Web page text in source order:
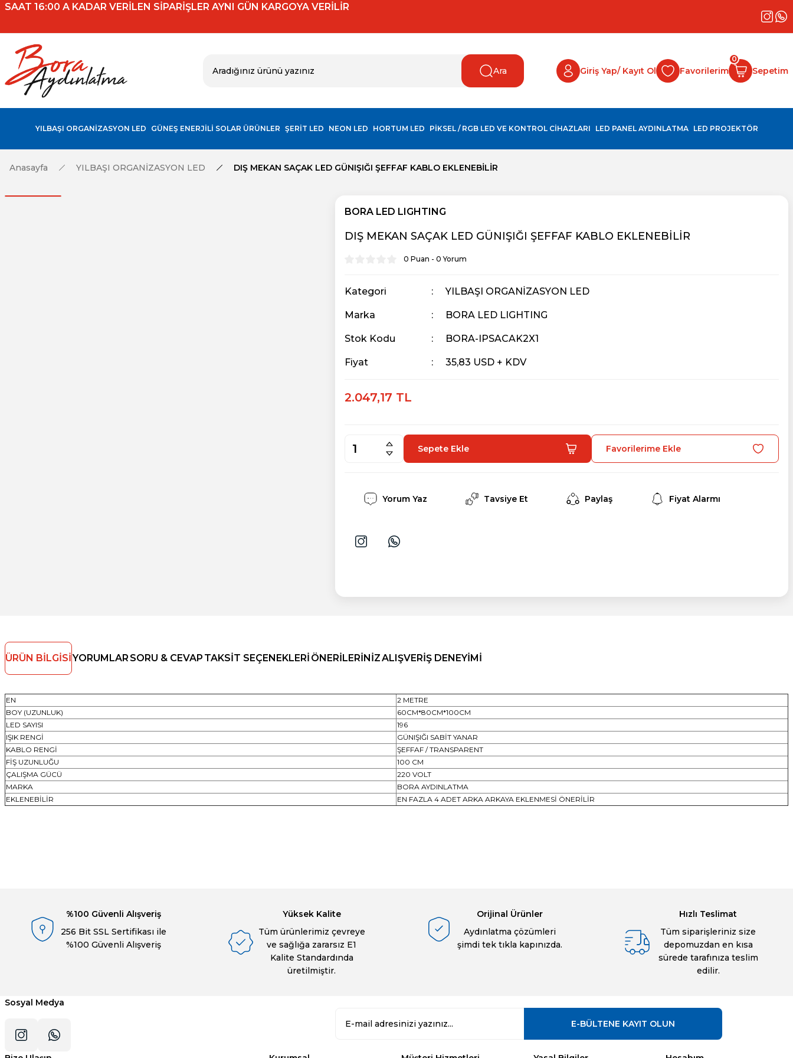
SAAT 16:00 A KADAR VERİLEN SİPARİŞLER AYNI GÜN KARGOYA VERİLİR
Ara Giriş Yap/ Kayıt Ol Favorilerim Sepetim
0
YILBAŞI ORGANİZASYON LED GÜNEŞ ENERJİLİ SOLAR ÜRÜNLER ŞERİT LED NEON LED HORTUM LED PİKSEL / RGB LED VE KONTROL CİHAZLARI LED PANEL AYDINLATMA LED PROJEKTÖR
Anasayfa YILBAŞI ORGANİZASYON LED DIŞ MEKAN SAÇAK LED GÜNIŞIĞI ŞEFFAF KABLO EKLENEBİLİR
BORA LED LIGHTING
DIŞ MEKAN SAÇAK LED GÜNIŞIĞI ŞEFFAF KABLO EKLENEBİLİR
0 Puan - 0 Yorum
Kategori YILBAŞI ORGANİZASYON LED
Marka BORA LED LIGHTING
Stok Kodu BORA-IPSACAK2X1
Fiyat 35,83 USD + KDV
2.047,17 TL
Sepete Ekle
Yorum Yaz Tavsiye Et Paylaş Fiyat Alarmı
ÜRÜN BILGISIYORUMLAR SORU & CEVAP TAKSIT SEÇENEKLERI ÖNERILERINIZALIŞVERIŞ DENEYIMI
EN
2 METRE
BOY (UZUNLUK)
60CM*80CM*100CM
LED SAYISI
196
IŞIK RENGİ
GÜNIŞIĞI SABİT YANAR
KABLO RENGİ
ŞEFFAF / TRANSPARENT
FİŞ UZUNLUĞU
100 CM
ÇALIŞMA GÜCÜ
220 VOLT
MARKA
BORA AYDINLATMA
EKLENEBİLİR
EN FAZLA 4 ADET ARKA ARKAYA EKLENMESİ ÖNERİLİR
Ürün bilgilerinde hatalar bulunuyor.
Ürün fiyatı diğer sitelerden daha pahalı.
%100 Güvenli Alışveriş
256 Bit SSL Sertifikası ile
%100 Güvenli Alışveriş
Yüksek Kalite
Tüm ürünlerimiz çevreye
ve sağlığa zararsız E1
Kalite Standardında
üretilmiştir.
Orijinal Ürünler
Aydınlatma çözümleri
şimdi tek tıkla kapınızda.
Hızlı Teslimat
Tüm siparişleriniz size
depomuzdan en kısa
sürede tarafınıza teslim
edilir.
Sosyal Medya
E-BÜLTENE KAYIT OLUN